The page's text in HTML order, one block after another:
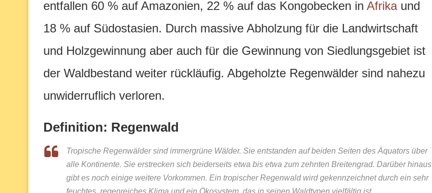
entfallen 60 % auf Amazonien, 22 % auf das Kongobecken in Afrikaund
18 % auf Südostasien. Durch massive Abholzung für die Landwirtschaft
und Holzgewinnung aber auch für die Gewinnung von Siedlungsgebiet ist
der Waldbestand weiter rückläufig. Abgeholzte Regenwälder sind nahezu
unwiderruflich verloren.
Definition: Regenwald
Tropische Regenwälder sind immergrüne Wälder. Sie entstanden auf beiden Seiten des Äquators über
alle Kontinente. Sie erstrecken sich beiderseits etwa bis etwa zum zehnten Breitengrad. Darüber hinaus
gibt es noch einige weitere Vorkommen. Ein tropischer Regenwald wird gekennzeichnet durch ein sehr
feuchtes, regenreiches Klima und ein Ökosystem, das in seinen Waldtypen vielfältig ist.